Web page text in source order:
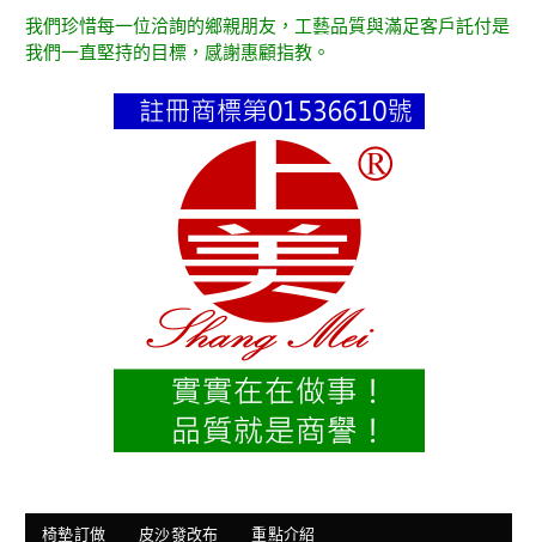
我們珍惜每一位洽詢的鄉親朋友，工藝品質與滿足客戶託付是
我們一直堅持的目標，感謝惠顧指教。
椅墊訂做 皮沙發改布 重點介紹